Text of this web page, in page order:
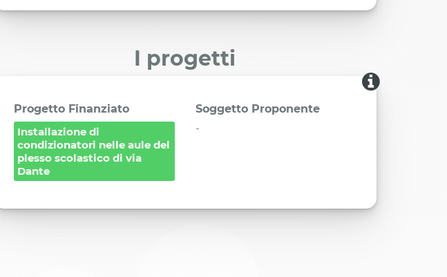
I progetti
Progetto Finanziato
Soggetto Proponente
Installazione di
condizionatori nelle aule del
plesso scolastico di via
Dante
-